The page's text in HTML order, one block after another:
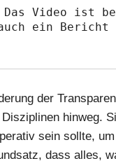
Das Video ist
ein Bericht
der
hinweg.
sein sollte,
dass alles,